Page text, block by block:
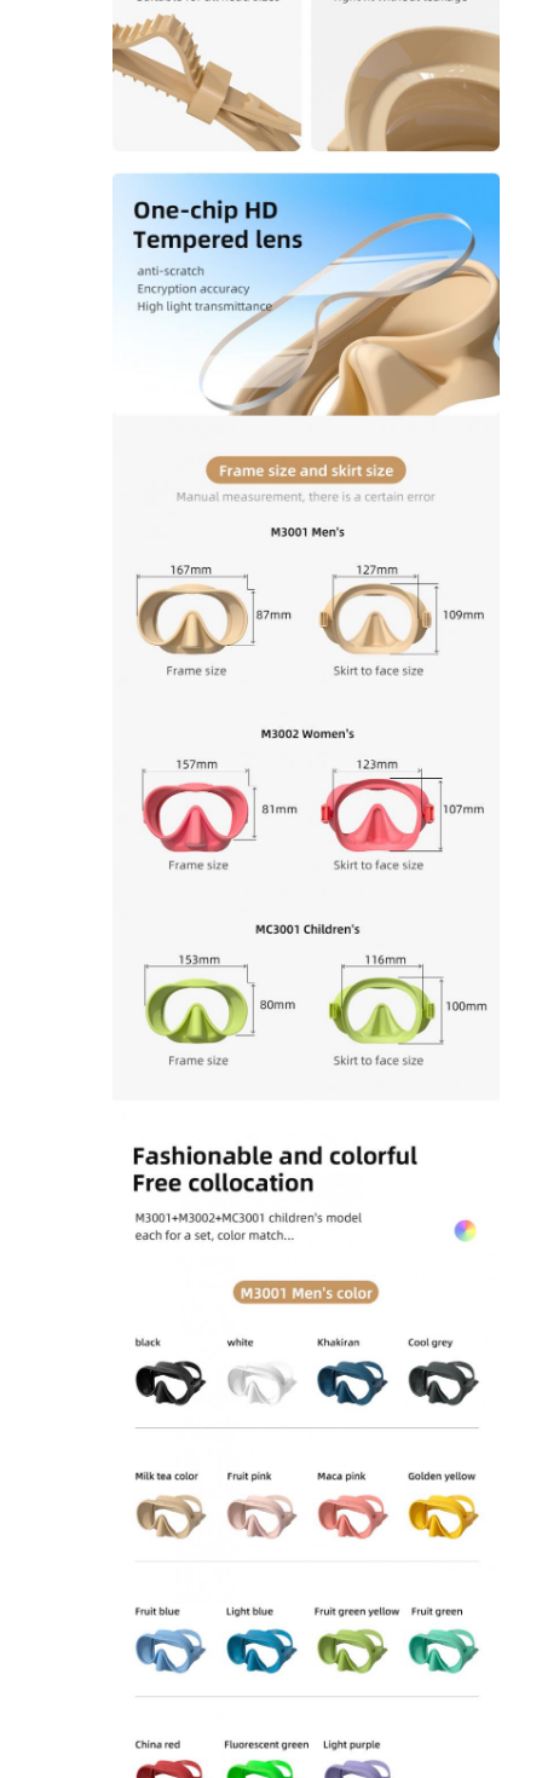
المنتجات
فيديوهات
حولنا
جولة في المصنع
مراقبة الجودة
اتصل بنا
أخبار
مجموعة الغوص للأطفال
الغوص اشنركل
مجموعة أقنعة الغطس
ملحقات الغوص